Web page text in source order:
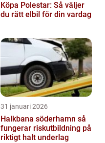
Köpa Polestar: Så väljer
du rätt elbil för din vardag
31 januari 2026
Halkbana söderhamn så
fungerar riskutbildning på
riktigt halt underlag